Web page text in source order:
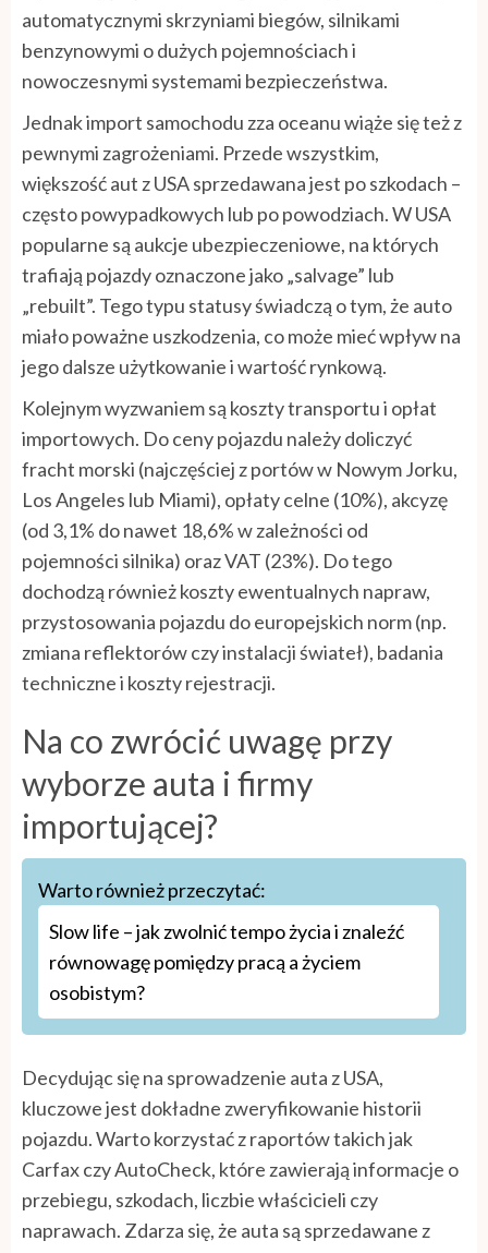
automatycznymi skrzyniami biegów, silnikami
benzynowymi o dużych pojemnościach i
nowoczesnymi systemami bezpieczeństwa.
Jednak import samochodu zza oceanu wiąże się też z
pewnymi zagrożeniami. Przede wszystkim,
większość aut z USA sprzedawana jest po szkodach –
często powypadkowych lub po powodziach. W USA
popularne są aukcje ubezpieczeniowe, na których
trafiają pojazdy oznaczone jako „salvage” lub
„rebuilt”. Tego typu statusy świadczą o tym, że auto
miało poważne uszkodzenia, co może mieć wpływ na
jego dalsze użytkowanie i wartość rynkową.
Kolejnym wyzwaniem są koszty transportu i opłat
importowych. Do ceny pojazdu należy doliczyć
fracht morski (najczęściej z portów w Nowym Jorku,
Los Angeles lub Miami), opłaty celne (10%), akcyzę
(od 3,1% do nawet 18,6% w zależności od
pojemności silnika) oraz VAT (23%). Do tego
dochodzą również koszty ewentualnych napraw,
przystosowania pojazdu do europejskich norm (np.
zmiana reflektorów czy instalacji świateł), badania
techniczne i koszty rejestracji.
Na co zwrócić uwagę przy
wyborze auta i firmy
importującej?
Warto również przeczytać:
Slow life – jak zwolnić tempo życia i znaleźć
równowagę pomiędzy pracą a życiem
osobistym?
Decydując się na sprowadzenie auta z USA,
kluczowe jest dokładne zweryfikowanie historii
pojazdu. Warto korzystać z raportów takich jak
Carfax czy AutoCheck, które zawierają informacje o
przebiegu, szkodach, liczbie właścicieli czy
naprawach. Zdarza się, że auta są sprzedawane z